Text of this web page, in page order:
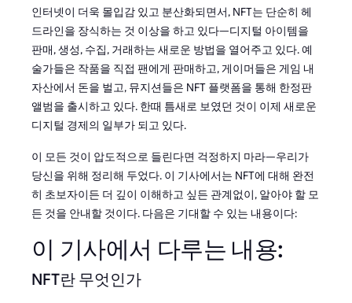
인터넷이 더욱 몰입감 있고 분산화되면서, NFT는 단순히 헤
드라인을 장식하는 것 이상을 하고 있다—디지털 아이템을
판매, 생성, 수집, 거래하는 새로운 방법을 열어주고 있다. 예
술가들은 작품을 직접 팬에게 판매하고, 게이머들은 게임 내
자산에서 돈을 벌고, 뮤지션들은 NFT 플랫폼을 통해 한정판
앨범을 출시하고 있다. 한때 틈새로 보였던 것이 이제 새로운
디지털 경제의 일부가 되고 있다.
이 모든 것이 압도적으로 들린다면 걱정하지 마라—우리가
당신을 위해 정리해 두었다. 이 기사에서는 NFT에 대해 완전
히 초보자이든 더 깊이 이해하고 싶든 관계없이, 알아야 할 모
든 것을 안내할 것이다. 다음은 기대할 수 있는 내용이다:
이 기사에서 다루는 내용:
NFT란 무엇인가